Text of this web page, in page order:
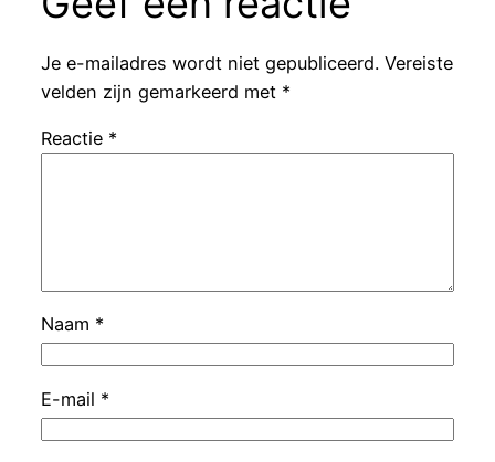
Je e-mailadres wordt niet gepubliceerd. Vereiste
velden zijn gemarkeerd met *
Reactie *
Naam *
E-mail *